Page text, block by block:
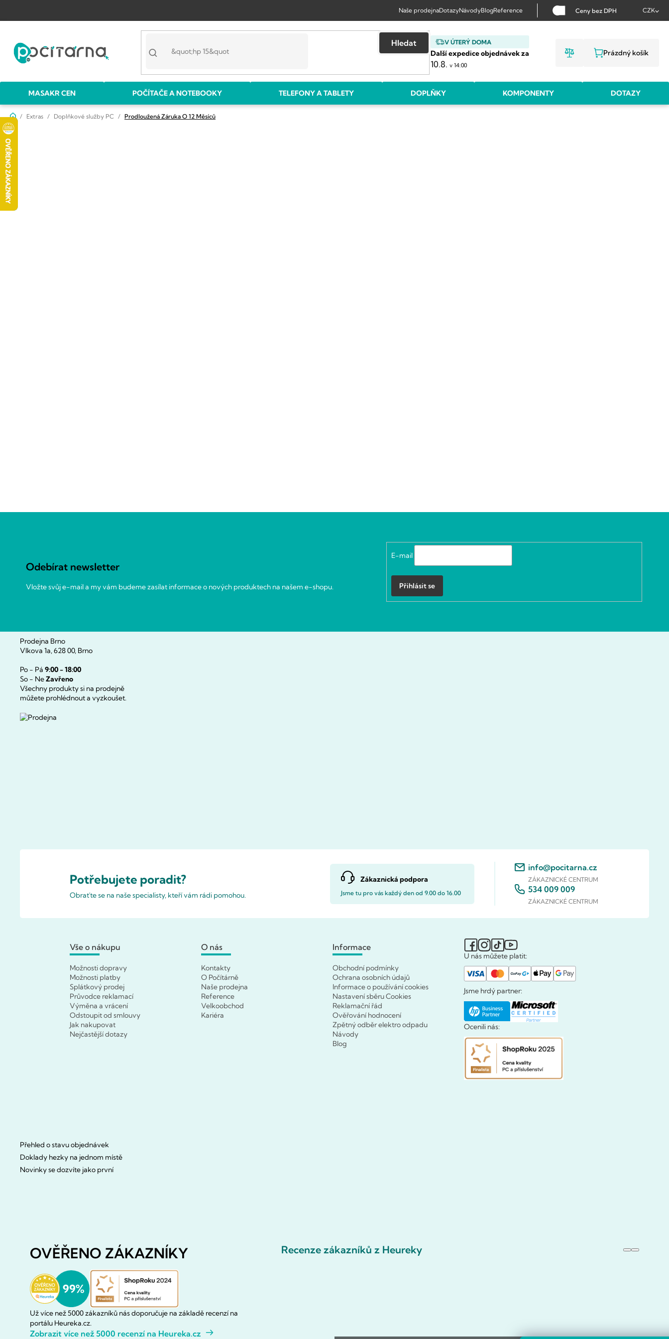
obsah
Naše prodejnaDotazyNávodyBlogReference Ceny bez DPH CZK
V ÚTERÝ DOMA
Další expedice objednávek za
10.8.v 14:00
Hledat
NÁKUPNÍ
Prázdný košík
MASAKR CEN POČÍTAČE A NOTEBOOKY TELEFONY A TABLETY DOPLŇKY KOMPONENTY DOTAZY
DomůExtras Doplňkové služby PC Prodloužená Záruka O 12 Měsíců
Odebírat newsletter
Vložte svůj e-mail a my vám budeme zasílat informace o nových produktech na našem e-shopu.
E-mail
Přihlásit se
Prodejna Brno
Vlkova 1a, 628 00, Brno
Po - Pá 9:00 - 18:00
So - NeZavřeno
Všechny produkty si na prodejně
můžete prohlédnout a vyzkoušet.
Potřebujete poradit?
Obraťte se na naše specialisty, kteří vám rádi pomohou.
Zákaznická podpora
Jsme tu pro vás každý den od 9.00 do 16.00
info@pocitarna.cz
ZÁKAZNICKÉ CENTRUM
534 009 009
ZÁKAZNICKÉ CENTRUM
Vše o nákupu
Možnosti dopravy
Možnosti platby
Splátkový prodej
Průvodce reklamací
Výměna a vrácení
Odstoupit od smlouvy
Jak nakupovat
Nejčastější dotazy
O nás
Kontakty
O Počítárně
Naše prodejna
Reference
Velkoobchod
Kariéra
Informace
Obchodní podmínky
Ochrana osobních údajů
Informace o používání cookies
Nastavení sběru Cookies
Reklamační řád
Ověřování hodnocení
Zpětný odběr elektro odpadu
Návody
Blog
U nás můžete platit:
Jsme hrdý partner:
Ocenili nás:
Přehled o stavu objednávek
Doklady hezky na jednom místě
Novinky se dozvíte jako první
OVĚŘENO ZÁKAZNÍKY
Už více než 5000 zákazníků nás doporučuje na základě recenzí na
portálu Heureka.cz.
Zobrazit více než 5000 recenzí na Heureka.cz
Recenze zákazníků z Heureky